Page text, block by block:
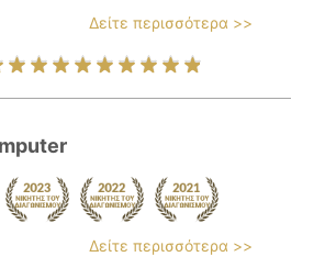
Δείτε περισσότερα >>
Δείτε περισσότερα >>